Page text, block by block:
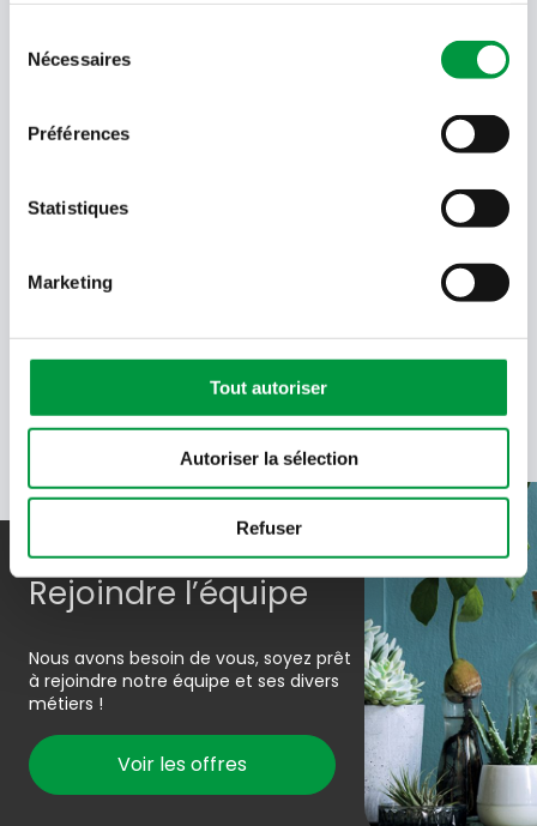
Nécessaires
Préférences
Statistiques
Marketing
Tout autoriser
Autoriser la sélection
Refuser
Votre
adresse
Language
Quel code est dans l'image ?
Saisissez les caractères présents
En soumettant votre adresse e-mail, vous acceptez de
Rejoindre l’équipe
Nous avons besoin de vous, soyez prêt
à rejoindre notre équipe et ses divers
métiers !
Voir les offres